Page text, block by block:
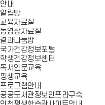
안내
알림방
교육자료실
동영상자료실
결과나눔방
국가건강정보포털
학생건강정보센터
독서인문교육
평생교육
프로그램안내
공공도서관정보인프라구축